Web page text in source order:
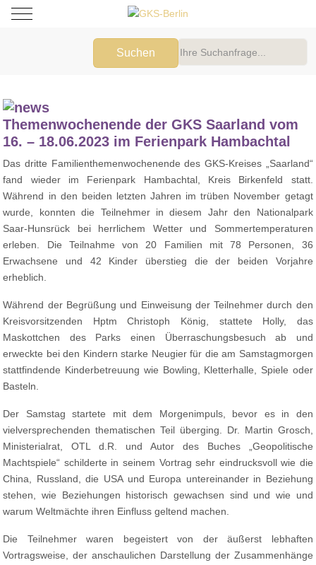
Mobile Menu Toggle
Suchen
Themenwochenende der GKS Saarland vom
16. – 18.06.2023 im Ferienpark Hambachtal
Das dritte Familienthemenwochenende des GKS-Kreises „Saarland“
fand wieder im Ferienpark Hambachtal, Kreis Birkenfeld statt.
Während in den beiden letzten Jahren im trüben November getagt
wurde, konnten die Teilnehmer in diesem Jahr den Nationalpark
Saar-Hunsrück bei herrlichem Wetter und Sommertemperaturen
erleben. Die Teilnahme von 20 Familien mit 78 Personen, 36
Erwachsene und 42 Kinder überstieg die der beiden Vorjahre
erheblich.
Während der Begrüßung und Einweisung der Teilnehmer durch den
Kreisvorsitzenden Hptm Christoph König, stattete Holly, das
Maskottchen des Parks einen Überraschungsbesuch ab und
erweckte bei den Kindern starke Neugier für die am Samstagmorgen
stattfindende Kinderbetreuung wie Bowling, Kletterhalle, Spiele oder
Basteln.
Der Samstag startete mit dem Morgenimpuls, bevor es in den
vielversprechenden thematischen Teil überging. Dr. Martin Grosch,
Ministerialrat, OTL d.R. und Autor des Buches „Geopolitische
Machtspiele“ schilderte in seinem Vortrag sehr eindrucksvoll wie die
China, Russland, die USA und Europa untereinander in Beziehung
stehen, wie Beziehungen historisch gewachsen sind und wie und
warum Weltmächte ihren Einfluss geltend machen.
Die Teilnehmer waren begeistert von der äußerst lebhaften
Vortragsweise, der anschaulichen Darstellung der Zusammenhänge